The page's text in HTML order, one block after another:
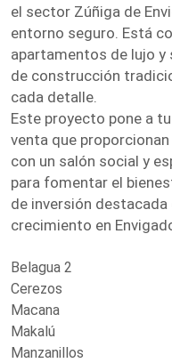
el sector Zúñiga de
entorno seguro. Está
apartamentos de lujo y
de construcción
cada detalle.
Este proyecto pone a
venta que
con un salón social y
para fomentar el
de inversión destacada
crecimiento en
Belagua 2
Cerezos
Macana
Makalú
Manzanillos